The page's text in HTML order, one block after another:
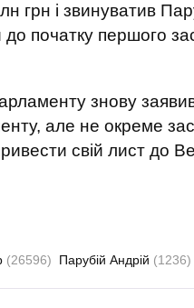
грн і звинуватив
до початку першого
знову
але не окреме
свій лист до
(26596) Парубій Андрій (1236)